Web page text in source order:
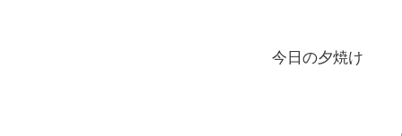
今日の夕焼け